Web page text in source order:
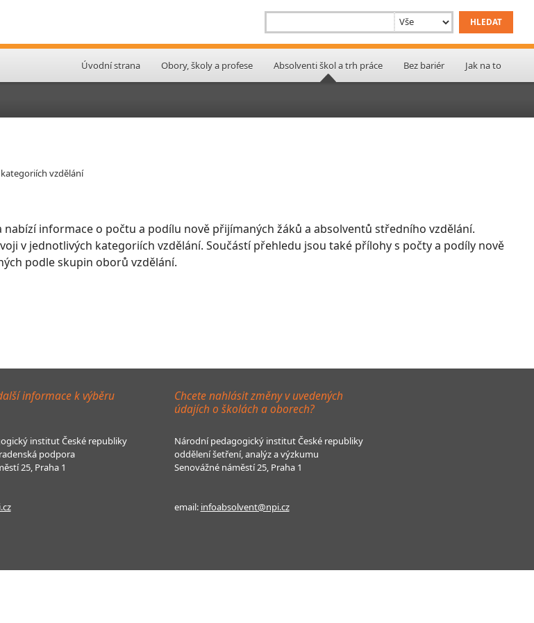
Úvodní strana Obory, školy a profese Absolventi škol a trh práce Bez bariér Jak na to
vzdělání
informace o počtu a podílu nově přijímaných žáků a absolventů středního vzdělání.
v jednotlivých kategoriích vzdělání. Součástí přehledu jsou také přílohy s počty a podíly nově
podle skupin oborů vzdělání.
informace k výběru
institut České republiky
podpora
25, Praha 1
Chcete nahlásit změny v uvedených
údajích o školách a oborech?
Národní pedagogický institut České republiky
oddělení šetření, analýz a výzkumu
Senovážné náměstí 25, Praha 1
email: infoabsolvent@npi.cz